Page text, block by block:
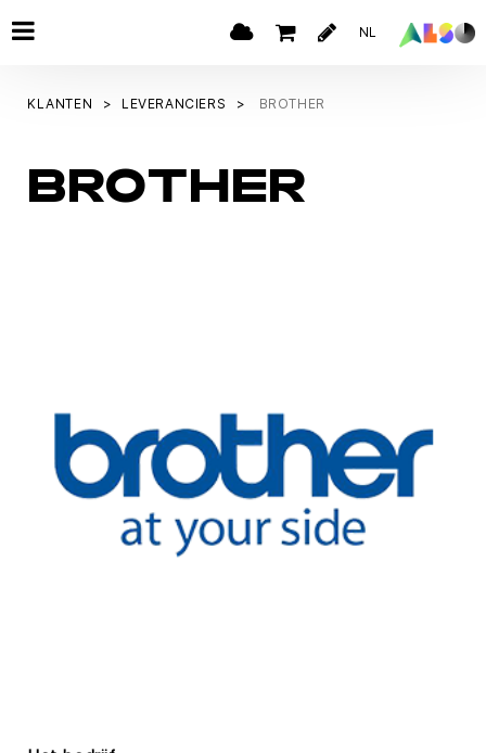
NL
KLANTEN LEVERANCIERS BROTHER
BROTHER